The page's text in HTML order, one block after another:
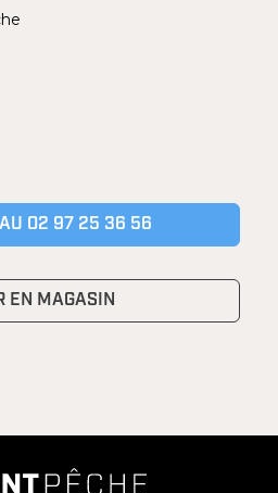
02 97 25 36 56
EN MAGASIN